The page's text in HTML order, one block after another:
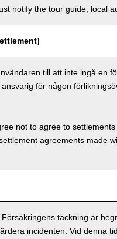
notify the tour guide, local
till att inte ingå en
för någon
not to agree to
agreements made
täckning är
incidenten. Vid denna